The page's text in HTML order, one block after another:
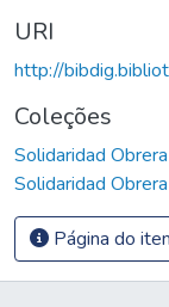
URI
http://
Coleções
Solidaridad Obrera
Solidaridad Obrera
Página do